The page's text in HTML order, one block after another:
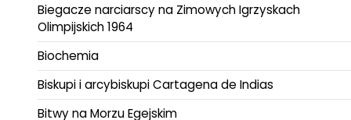
Biegacze narciarscy na Zimowych Igrzyskach
Olimpijskich 1964
Biochemia
Biskupi i arcybiskupi Cartagena de Indias
Bitwy na Morzu Egejskim